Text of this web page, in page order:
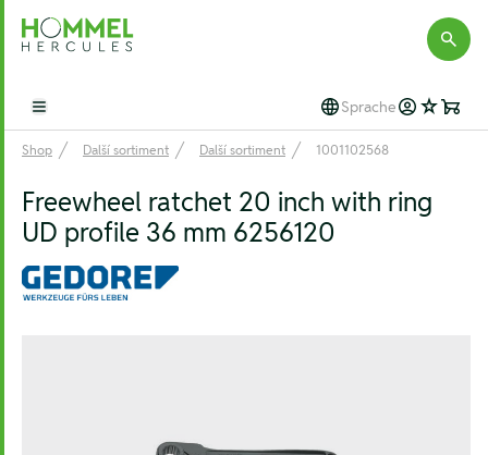
Hommel Hercules
Open main menu Sprache
Shop Další sortiment Další sortiment 1001102568
Freewheel ratchet 20 inch with ring
UD profile 36 mm 6256120